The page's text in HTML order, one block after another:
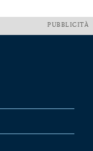
PUBBLICITÀ